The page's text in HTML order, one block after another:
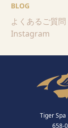
BLOG
よくあるご質問
Instagram
Tiger Spa
658-